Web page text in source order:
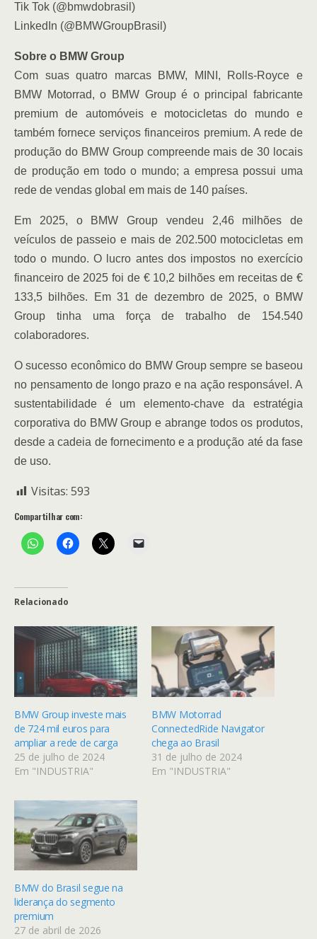
Tik Tok (@bmwdobrasil)
LinkedIn (@BMWGroupBrasil)
Sobre o BMW Group
Com suas quatro marcas BMW, MINI, Rolls-Royce e
BMW Motorrad, o BMW Group é o principal fabricante
premium de automóveis e motocicletas do mundo e
também fornece serviços financeiros premium. A rede de
produção do BMW Group compreende mais de 30 locais
de produção em todo o mundo; a empresa possui uma
rede de vendas global em mais de 140 países.
Em 2025, o BMW Group vendeu 2,46 milhões de
veículos de passeio e mais de 202.500 motocicletas em
todo o mundo. O lucro antes dos impostos no exercício
financeiro de 2025 foi de € 10,2 bilhões em receitas de €
133,5 bilhões. Em 31 de dezembro de 2025, o BMW
Group tinha uma força de trabalho de 154.540
colaboradores.
O sucesso econômico do BMW Group sempre se baseou
no pensamento de longo prazo e na ação responsável. A
sustentabilidade é um elemento-chave da estratégia
corporativa do BMW Group e abrange todos os produtos,
desde a cadeia de fornecimento e a produção até da fase
de uso.
Visitas: 593
Compartilhar com:
Relacionado
BMW Group investe mais
de 724 mil euros para
ampliar a rede de carga
25 de julho de 2024
Em "INDUSTRIA"
BMW Motorrad
ConnectedRide Navigator
chega ao Brasil
31 de julho de 2024
Em "INDUSTRIA"
BMW do Brasil segue na
liderança do segmento
premium
27 de abril de 2026